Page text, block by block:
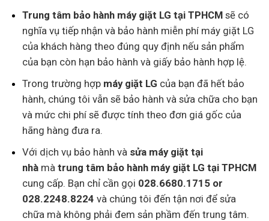
Trung tâm bảo hành máy giặt LG tại TPHCMsẽ có
nghĩa vụ tiếp nhận và bảo hành miễn phí máy giặt LG
của khách hàng theo đúng quy định nếu sản phẩm
của bạn còn hạn bảo hành và giấy bảo hành hợp lệ.
Trong trường hợp máy giặt LG của bạn đã hết bảo
hành, chúng tôi vẫn sẽ bảo hành và sửa chữa cho bạn
và mức chi phí sẽ được tính theo đơn giá gốc của
hãng hàng đưa ra.
Với dịch vụ bảo hành và sửa máy giặt tại
nhàmà trung tâm bảo hành máy giặt LG tại TPHCM
cung cấp. Bạn chỉ cần gọi 028.6680.1715 or
028.2248.8224 và chúng tôi đến tận nơi để sửa
chữa mà không phải đem sản phầm đến trung tâm.